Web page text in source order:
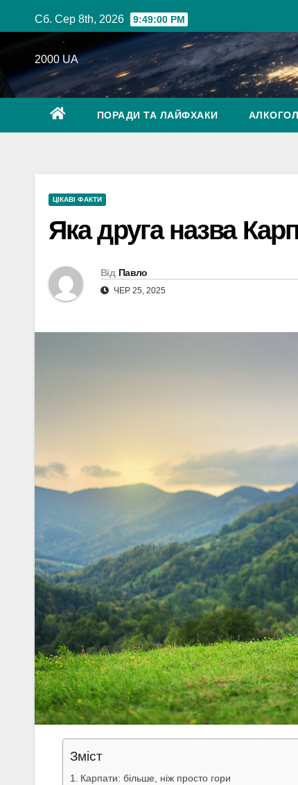
до
Сб. Сер 8th, 2026 9:49:01 PM
2000 UA
ПОРАДИ ТА ЛАЙФХАКИ
ЦІКАВІ ФАКТИ
Яка друга назва
Від Павло
ЧЕР 25, 2025
Зміст
Карпати: більше, ніж просто гори